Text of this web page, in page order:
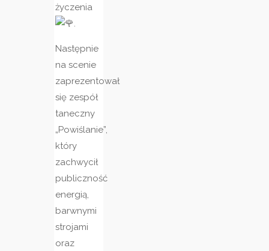
życzenia
.
Następnie
na scenie
zaprezentował
się zespół
taneczny
„Powiślanie”,
który
zachwycił
publiczność
energią,
barwnymi
strojami
oraz